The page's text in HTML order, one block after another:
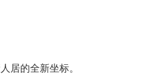
居的全新坐标。